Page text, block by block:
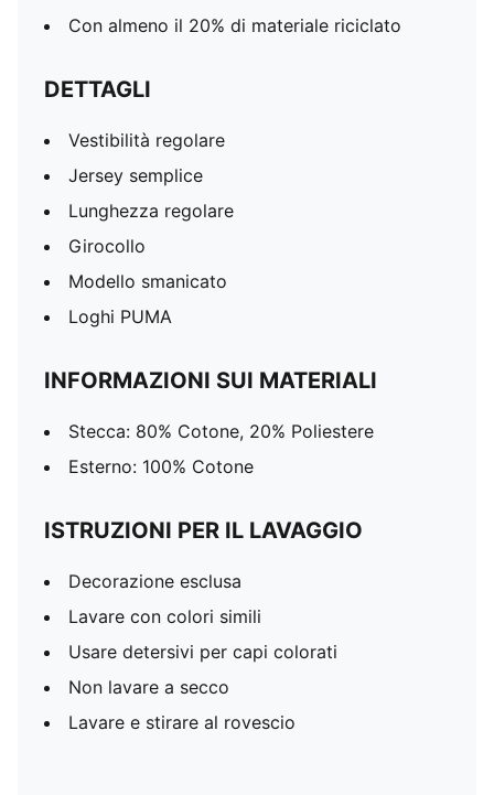
Con almeno il 20% di materiale riciclato
DETTAGLI
Vestibilità regolare
Jersey semplice
Lunghezza regolare
Girocollo
Modello smanicato
Loghi PUMA
INFORMAZIONI SUI MATERIALI
Stecca: 80% Cotone, 20% Poliestere
Esterno: 100% Cotone
ISTRUZIONI PER IL LAVAGGIO
Decorazione esclusa
Lavare con colori simili
Usare detersivi per capi colorati
Non lavare a secco
Lavare e stirare al rovescio